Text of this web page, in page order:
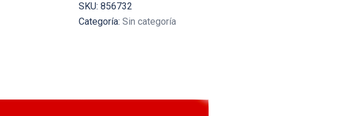
SKU: 856732
Categoría: Sin categoría